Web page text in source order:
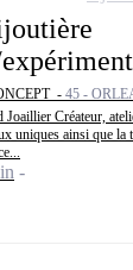
- 45 -
Créateur,
uniques ainsi que la